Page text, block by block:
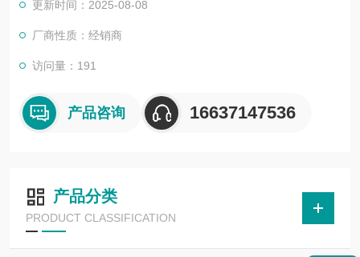
更新时间：2025-08-08
厂商性质：经销商
访问量：191
产品咨询 16637147536
产品分类
PRODUCT CLASSIFICATION